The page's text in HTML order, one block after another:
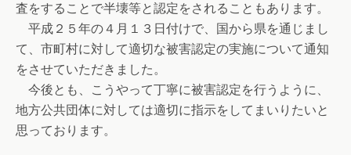
査をすることで半壊等と認定をされることもあります。
平成２５年の４月１３日付けで、国から県を通じまし
て、市町村に対して適切な被害認定の実施について通知
をさせていただきました。
今後とも、こうやって丁寧に被害認定を行うように、
地方公共団体に対しては適切に指示をしてまいりたいと
思っております。